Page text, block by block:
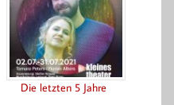
Die letzten 5 Jahre